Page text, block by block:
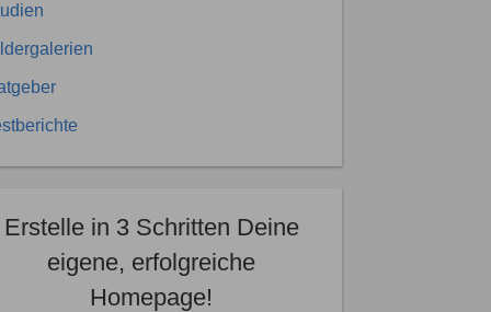
Erstelle in 3 Schritten Deine
eigene, erfolgreiche
Homepage!